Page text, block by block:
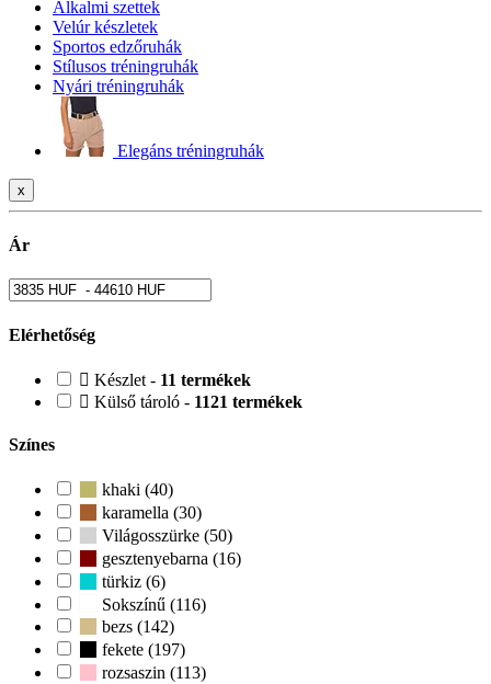
Alkalmi szettek
Velúr készletek
Sportos edzőruhák
Stílusos tréningruhák
Nyári tréningruhák
Elegáns tréningruhák
x
Ár
Elérhetőség
Készlet - 11 termékek
Külső tároló - 1121 termékek
Színes
khaki (40)
karamella (30)
Világosszürke (50)
gesztenyebarna (16)
türkiz (6)
Sokszínű (116)
bezs (142)
fekete (197)
rozsaszin (113)